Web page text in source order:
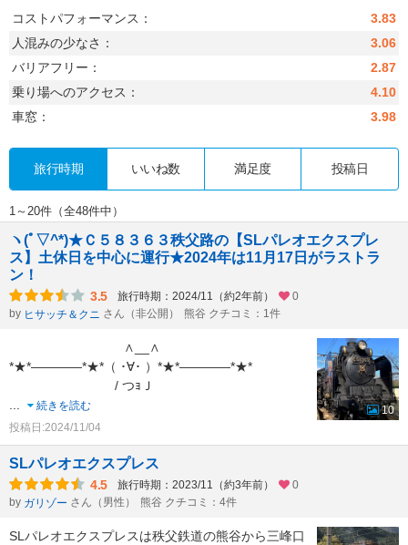
コストパフォーマンス：
3.83
人混みの少なさ：
3.06
バリアフリー：
2.87
乗り場へのアクセス：
4.10
車窓：
3.98
旅行時期 いいね数 満足度 投稿日
1～20件（全48件中）
ヽ(ﾟ▽^*)★Ｃ５８３６３秩父路の【SLパレオエクスプレ
ス】土休日を中心に運行★2024年は11月17日がラストラ
ン！
3.5 旅行時期：2024/11（約2年前）
0
by ヒサッチ＆クニ さん（非公開） 熊谷 クチコミ：1件
∧__∧
*★*――――*★*（ ･∀･ ）*★*――――*★*
/ つｮＪ
続きを読む
投稿日:2024/11/04
10
SLパレオエクスプレス
4.5 旅行時期：2023/11（約3年前）
0
by ガリゾー さん（男性） 熊谷 クチコミ：4件
SLパレオエクスプレスは秩父鉄道の熊谷から三峰口